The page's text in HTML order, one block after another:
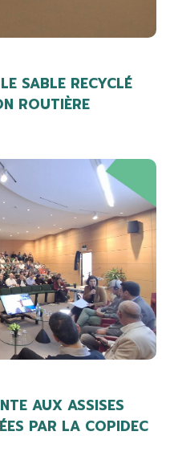
SABLE RECYCLÉ
ROUTIÈRE
AUX ASSISES
PAR LA COPIDEC